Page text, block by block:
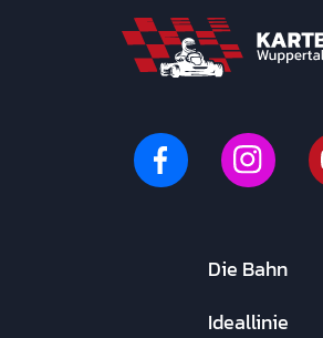
Die Bahn
Ideallinie